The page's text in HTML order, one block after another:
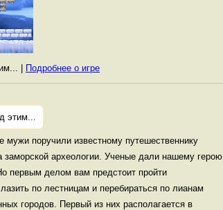
| Подробнее о игре
этим...
поручили известному путешественнику
заморской археологии. Ученые дали нашему герою
первым делом вам предстоит пройти
по лестницам и перебираться по лианам
городов. Первый из них располагается в